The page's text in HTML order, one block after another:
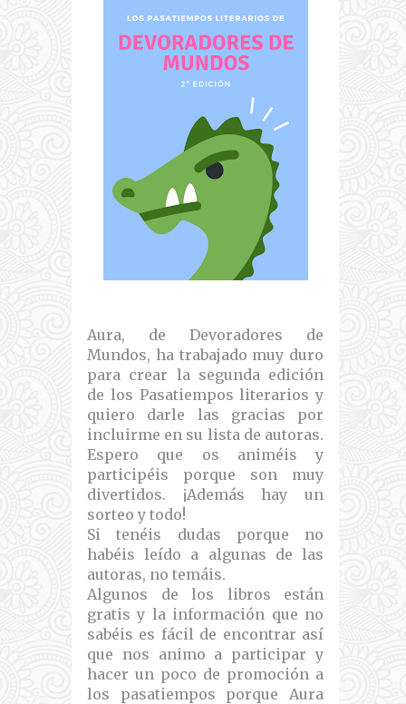
Aura, de Devoradores de
Mundos, ha trabajado muy duro
para crear la segunda edición
de los Pasatiempos literarios y
quiero darle las gracias por
incluirme en su lista de autoras.
Espero que os animéis y
participéis porque son muy
divertidos. ¡Además hay un
sorteo y todo!
Si tenéis dudas porque no
habéis leído a algunas de las
autoras, no temáis.
Algunos de los libros están
gratis y la información que no
sabéis es fácil de encontrar así
que nos animo a participar y
hacer un poco de promoción a
los pasatiempos porque Aura